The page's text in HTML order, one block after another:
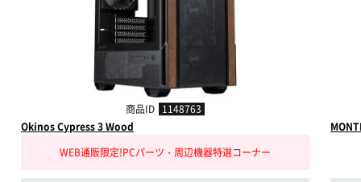
商品ID 1148763
Okinos Cypress 3 Wood
WEB通販限定!PCパーツ・周辺機器特選コーナー